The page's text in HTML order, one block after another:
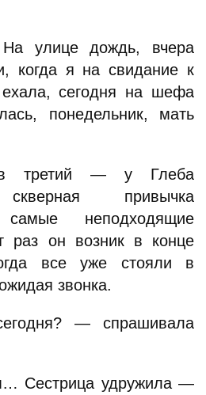
улице дождь, вчера
когда я на свидание к
сегодня на шефа
понедельник, мать
третий — у Глеба
привычка
неподходящие
раз он возник в конце
все уже стояли в
звонка.
— спрашивала
Сестрица удружила —